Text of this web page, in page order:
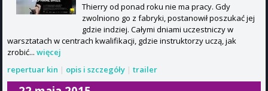
Thierry od ponad roku nie ma pracy. Gdy
zwolniono go z fabryki, postanowił poszukać jej
gdzie indziej. Całymi dniami uczestniczy w
warsztatach w centrach kwalifikacji, gdzie instruktorzy uczą, jak
zrobić... więcej
repertuar kin | opis i szczegóły | trailer